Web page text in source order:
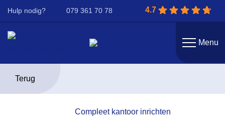
Hulp nodig? 079 361 70 78 4.7
Menu
Terug
Compleet kantoor inrichten